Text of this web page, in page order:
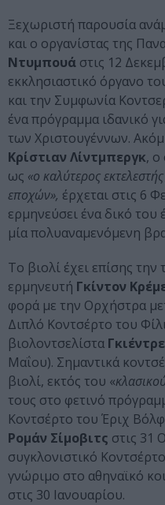
Ξεχωριστή παρουσία
και ο οργανίστας της
Ντυμπουά στις 12
εκκλησιαστικό όργανο
και την Συμφωνία
ένα πρόγραμμα ιδανικό
των Χριστουγέννων.
Κρίστιαν Λίντμπεργκ, ο
ως «ο καλύτερος
εποχών», έρχεται στις 6
ερμηνεύσει ένα δικό του
μία πολυαναμενόμενη
Το βιολί έχει επίσης
ερμηνευτή Γκίντον
φορά με την Ορχήστρα
Διπλό Κοντσέρτο του
βιολοντσελίστα
Μαΐου). Σημαντικά
βιολί, εκτός του «
τους στο φετινό
Κοντσέρτο του Έριχ
Ρομάν Σίμοβιτς στις 31
συγκλονιστικό
γνώριμο στο αθηναϊκό
στις 30 Ιανουαρίου.